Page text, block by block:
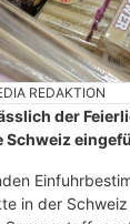
REDAKTION
der
Schweiz
in der